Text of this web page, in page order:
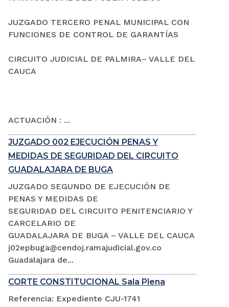
JUZGADO TERCERO PENAL MUNICIPAL CON
FUNCIONES DE CONTROL DE GARANTÍAS
CIRCUITO JUDICIAL DE PALMIRA– VALLE DEL
CAUCA
ACTUACIÓN : ...
JUZGADO 002 EJECUCIÓN PENAS Y
MEDIDAS DE SEGURIDAD DEL CIRCUITO
GUADALAJARA DE BUGA
JUZGADO SEGUNDO DE EJECUCIÓN DE
PENAS Y MEDIDAS DE
SEGURIDAD DEL CIRCUITO PENITENCIARIO Y
CARCELARIO DE
GUADALAJARA DE BUGA – VALLE DEL CAUCA
j02epbuga@cendoj.ramajudicial.gov.co
Guadalajara de...
CORTE CONSTITUCIONAL Sala Plena
Referencia: Expediente CJU-1741